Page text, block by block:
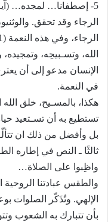
الرجاء وقد تحقق.
الله، وتسـبيحِه،
الإنسان مدعو إلى أن
في النعمة.
هكذا، بالمسـيح، خلق
تستطيع به أن تسـتعيد
بل وأفضل من ذلك ان
ثالثًا ـ النص في إطاره
واظِبوا على الصلاة…
والطقس عبادتنا الروحية
الإلهي. وتُذَكّر الصلوات